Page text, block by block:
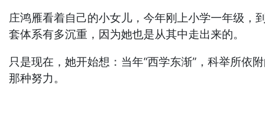
庄鸿雁看着自己的小女儿，今年刚上小学一年级，
套体系有多沉重，因为她也是从其中走出来的。
只是现在，她开始想：当年“西学东渐”，科举所依
那种努力。